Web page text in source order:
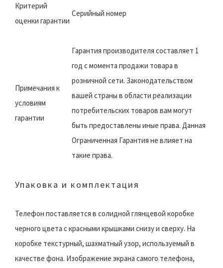
Критерий
оценки гарантии
Серийный номер
Примечания к
условиям
гарантии
Гарантия производителя составляет 1
год с момента продажи товара в
розничной сети. Законодательством
вашей страны в области реализации
потребительских товаров вам могут
быть предоставлены иные права. Данная
Ограниченная Гарантия не влияет на
такие права.
Упаковка и комплектация
Телефон поставляется в солидной глянцевой коробке
черного цвета с красными крышками снизу и сверху. На
коробке текстурный, шахматный узор, используемый в
качестве фона. Изображение экрана самого телефона,